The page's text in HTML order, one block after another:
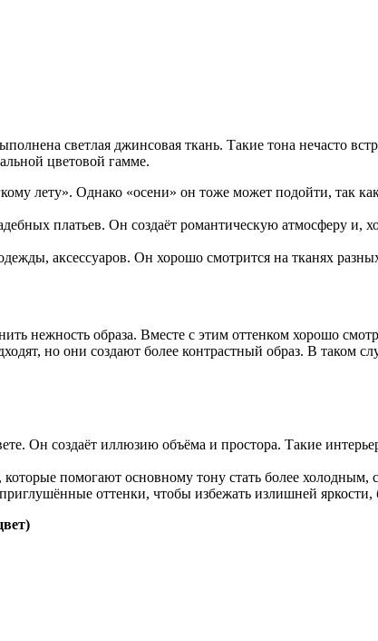
светлая джинсовая ткань. Такие тона нечасто
цветовой гамме.
лету». Однако «осени» он тоже может подойти, так
платьев. Он создаёт романтическую атмосферу и,
аксессуаров. Он хорошо смотрится на тканях
нежность образа. Вместе с этим оттенком хорошо
но они создают более контрастный образ. В таком
Он создаёт иллюзию объёма и простора. Такие
помогают основному тону стать более
оттенки, чтобы избежать излишней яркости,